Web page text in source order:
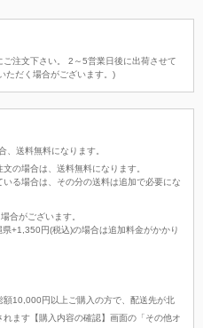
注文下さい。 2～5営業日後に出荷させて
ただく場合がございます。)
、 送料無料になります。
の場合は、送料無料になります。
る場合は、その分の送料は追加で必要にな
合がございます。
+1,350円(税込)の場合は追加料金がかかり
10,000円以上ご購入の方で、配送先が北
ます【購入内容の確認】画面の「その他オ